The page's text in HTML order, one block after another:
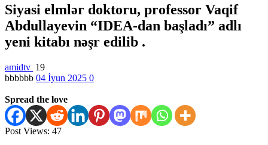
Siyasi elmlər doktoru, professor Vaqif
Abdullayevin “IDEA-dan başladı” adlı
yeni kitabı nəşr edilib .
amidtv 19
bbbbbb 04 İyun 2025 0
Spread the love
Post Views: 47